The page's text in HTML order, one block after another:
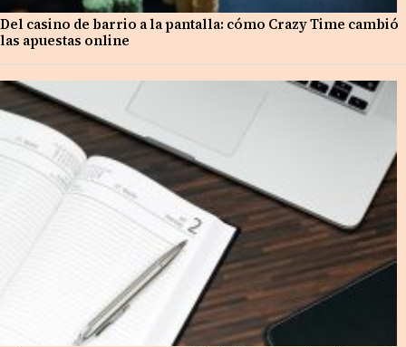
Del casino de barrio a la pantalla: cómo Crazy Time cambió
las apuestas online